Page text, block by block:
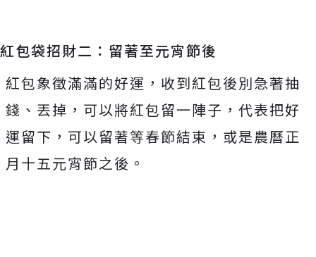
紅包袋招財二：留著至元宵節後
紅包象徵滿滿的好運，收到紅包後別急著抽
錢、丟掉，可以將紅包留一陣子，代表把好
運留下，可以留著等春節結束，或是農曆正
月十五元宵節之後。